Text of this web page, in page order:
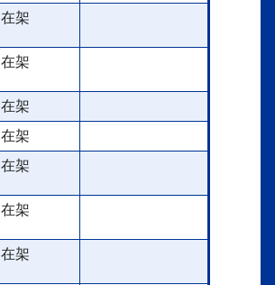
在架
在架
在架
在架
在架
在架
在架